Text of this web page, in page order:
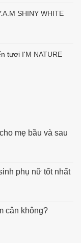
SHINY WHITE
tươi I'M NATURE
mẹ bầu và sau
phụ nữ tốt nhất
cân không?